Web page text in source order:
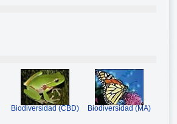
Biodiversidad (CBD) Biodiversidad (MA)